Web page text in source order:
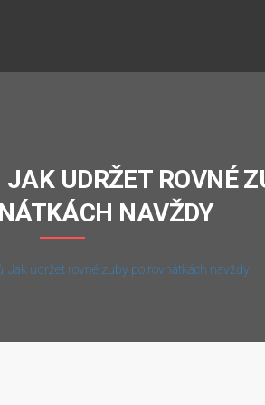
UDRŽET ROVNÉ
NAVŽDY
Jak udržet rovné zuby po rovnátkách navždy